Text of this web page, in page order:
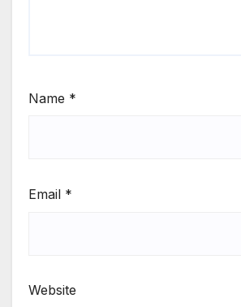
Name *
Email *
Website